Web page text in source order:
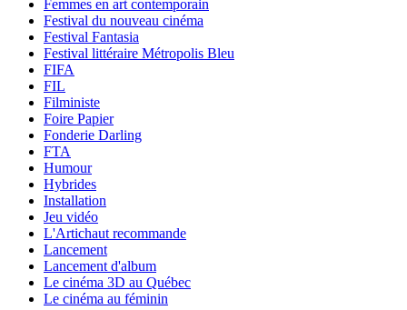
Femmes en art contemporain
Festival du nouveau cinéma
Festival Fantasia
Festival littéraire Métropolis Bleu
FIFA
FIL
Filministe
Foire Papier
Fonderie Darling
FTA
Humour
Hybrides
Installation
Jeu vidéo
L'Artichaut recommande
Lancement
Lancement d'album
Le cinéma 3D au Québec
Le cinéma au féminin